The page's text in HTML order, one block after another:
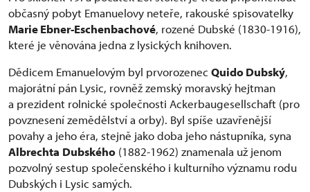
občasný pobyt Emanuelovy neteře, rakouské spisovatelky
Marie Ebner-Eschenbachové, rozené Dubské (1830-1916),
které je věnována jedna z lysických knihoven.
Dědicem Emanuelovým byl prvorozenec Quido Dubský,
majorátní pán Lysic, rovněž zemský moravský hejtman
a prezident rolnické společnosti Ackerbaugesellschaft (pro
povznesení zemědělství a orby). Byl spíše uzavřenější
povahy a jeho éra, stejně jako doba jeho nástupníka, syna
Albrechta Dubského (1882-1962) znamenala už jenom
pozvolný sestup společenského i kulturního významu rodu
Dubských i Lysic samých.